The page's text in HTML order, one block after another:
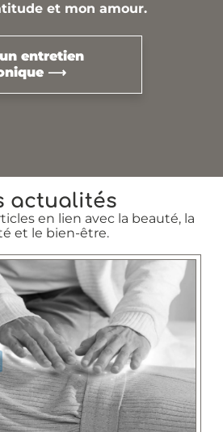
et mon amour.
entretien
⟶
actualités
en lien avec la beauté, la
et le bien-être.